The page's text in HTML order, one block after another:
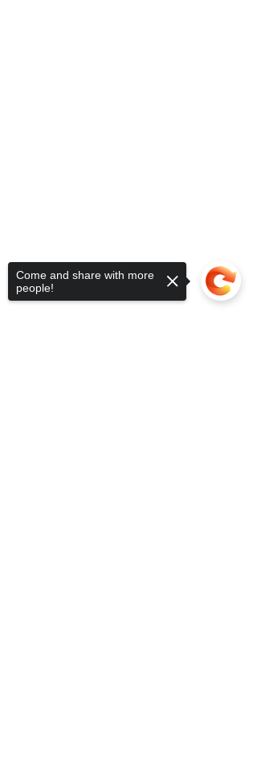
Come and share with more
people!